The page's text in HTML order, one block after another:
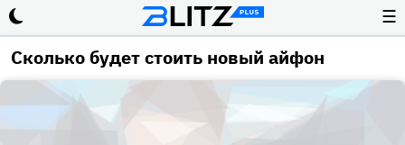
☰
Сколько будет стоить новый айфон